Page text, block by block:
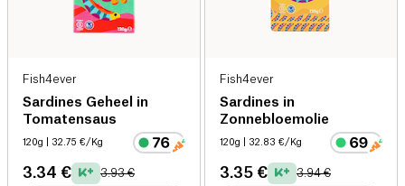
Fish4ever
Sardines Geheel in
Tomatensaus
120g | 32.75 €/Kg
3.34 € 3.93 €
Fish4ever
Sardines in
Zonnebloemolie
120g | 32.83 €/Kg
3.35 € 3.94 €